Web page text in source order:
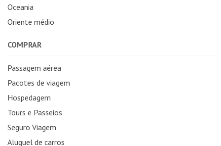
Oceania
Oriente médio
COMPRAR
Passagem aérea
Pacotes de viagem
Hospedagem
Tours e Passeios
Seguro Viagem
Aluguel de carros